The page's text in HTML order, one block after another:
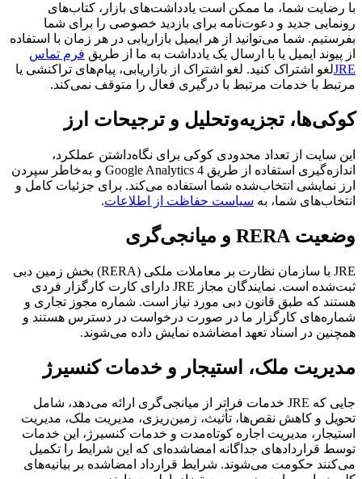
با رضایت شما، ما ممکن است یادداشت‌های بازار، کتاب‌های
رونمایی جدید و دعوت‌نامه برای بازدید خصوصی را برای شما
بفرستیم. شما می‌توانید از هر ایمیل بازاریابی در هر زمان با استفاده
از پیوند ایمیل یا با ارسال یک یادداشت به ما از طریق فرم تماس
JREلغو اشتراک کنید. لغو اشتراک از بازاریابی، پیام‌های تراکنشی یا
مرتبط با خدمات مرتبط با درگیری فعال را متوقف نمی‌کند.
کوکی‌ها، تجزیه‌وتحلیل و ترجیحات ارز
این سایت از تعداد محدودی کوکی برای نگاه‌داشتن عملکرد،
اندازه‌گیری استفاده از طریق Google Analytics 4 و به‌خاطر سپردن
ارز نمایشی انتخاب‌شده شما استفاده می‌کند. برای جزئیات کامل و
انتخاب‌های شما، به سیاست حفاظت از اطلاعات.
وضعیت RERA و میانجی‌گری
JRE با سازمان نظارت بر معاملات ملکی (RERA) بخش زمین دبی
ثبت‌شده است. نمایندگان مجاز JRE دارای کارت کارگزار فردی
هستند که طبق قانون دبی مورد نیاز است. شماره مجوز تجاری و
شماره‌های کارگزار ما در صورت درخواست در دسترس هستند و
همچنین در اسناد تعهد امضا‌شده نمایش داده می‌شوند.
مدیریت ملک، استیجار و خدمات کنسیرژ
جایی که JRE خدمات فراتر از میانجی‌گری ارائه می‌دهد، شامل
تحویل و کاهش نقص‌ها، تأثیث، زمین‌ریزی، مدیریت ملک، مدیریت
استیجار، مدیریت اجاره کوتاه‌مدت و خدمات کنسیرژ، این خدمات
توسط قرارداد‌های جداگانه امضا‌شده‌ای که این شرایط را تکمیل
می‌کنند حکومت می‌شوند. شرایط قرارداد امضا‌شده بر بیانیه‌های